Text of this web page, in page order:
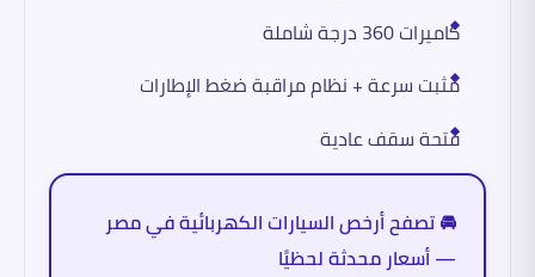
كاميرات 360 درجة شاملة
مثبت سرعة + نظام مراقبة ضغط الإطارات
فتحة سقف عادية
🚘 تصفح أرخص السيارات الكهربائية في مصر
— أسعار محدثة لحظيًا